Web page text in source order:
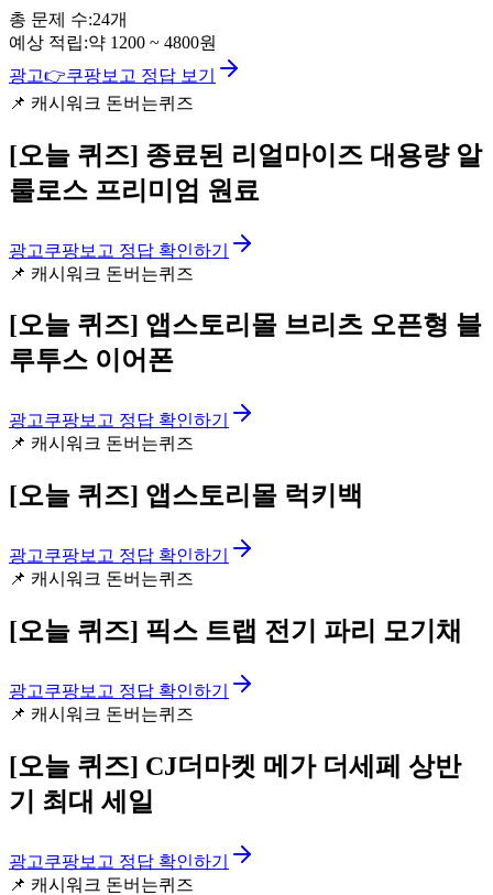
총 문제 수:24개
예상 적립:약 1200 ~ 4800원
광고👉쿠팡보고 정답 보기
📌 캐시워크 돈버는퀴즈
[오늘 퀴즈] 종료된 리얼마이즈 대용량 알
룰로스 프리미엄 원료
광고쿠팡보고 정답 확인하기
📌 캐시워크 돈버는퀴즈
[오늘 퀴즈] 앱스토리몰 브리츠 오픈형 블
루투스 이어폰
광고쿠팡보고 정답 확인하기
📌 캐시워크 돈버는퀴즈
[오늘 퀴즈] 앱스토리몰 럭키백
광고쿠팡보고 정답 확인하기
📌 캐시워크 돈버는퀴즈
[오늘 퀴즈] 픽스 트랩 전기 파리 모기채
광고쿠팡보고 정답 확인하기
📌 캐시워크 돈버는퀴즈
[오늘 퀴즈] CJ더마켓 메가 더세페 상반
기 최대 세일
광고쿠팡보고 정답 확인하기
📌 캐시워크 돈버는퀴즈